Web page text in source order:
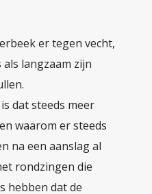
er tegen vecht,
langzaam zijn
dat steeds meer
waarom er steeds
na een aanslag al
rondzingen die
hebben dat de